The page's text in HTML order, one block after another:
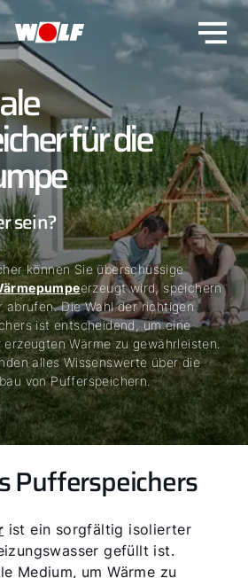
für die
sein?
können Sie überschüssige
erzeugt wird, speichern
abrufen. Die Wahl der richtigen
ist entscheidend, um eine
Wärme zu gewährleisten.
alles Wissenswerte über die
von Pufferspeichern.
Pufferspeichers
ist ein sorgfältig isolierter
gefüllt ist.
Medium, um Wärme zu